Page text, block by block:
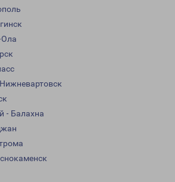
- Балахна